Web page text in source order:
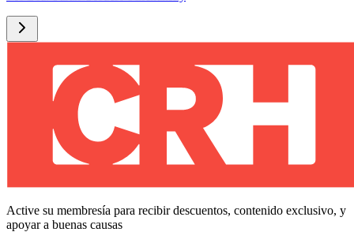
Active su membresía para recibir descuentos, contenido exclusivo, y
apoyar a buenas causas